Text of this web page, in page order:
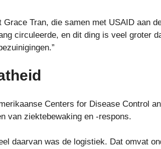
Tran, die samen met USAID aan
circuleerde, en dit ding is veel groter
Centers for Disease Control
van ziektebewaking en -respons.
daarvan was de logistiek. Dat omvat